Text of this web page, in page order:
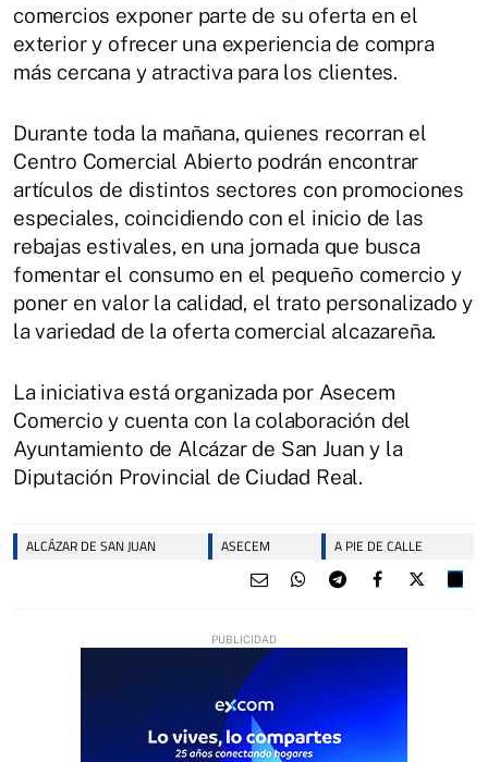
comercios exponer parte de su oferta en el
exterior y ofrecer una experiencia de compra
más cercana y atractiva para los clientes.
Durante toda la mañana, quienes recorran el
Centro Comercial Abierto podrán encontrar
artículos de distintos sectores con promociones
especiales, coincidiendo con el inicio de las
rebajas estivales, en una jornada que busca
fomentar el consumo en el pequeño comercio y
poner en valor la calidad, el trato personalizado y
la variedad de la oferta comercial alcazareña.
La iniciativa está organizada por Asecem
Comercio y cuenta con la colaboración del
Ayuntamiento de Alcázar de San Juan y la
Diputación Provincial de Ciudad Real.
ALCÁZAR DE SAN JUAN ASECEM A PIE DE CALLE